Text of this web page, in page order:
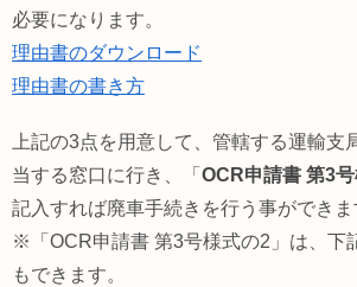
必要になります。
理由書のダウンロード
理由書の書き方
上記の3点を用意して、管轄する運輸支
当する窓口に行き、「 OCR申請書 第3
記入すれば廃車手続きを行う事ができま
※「OCR申請書 第3号様式の2」は、下
もできます。